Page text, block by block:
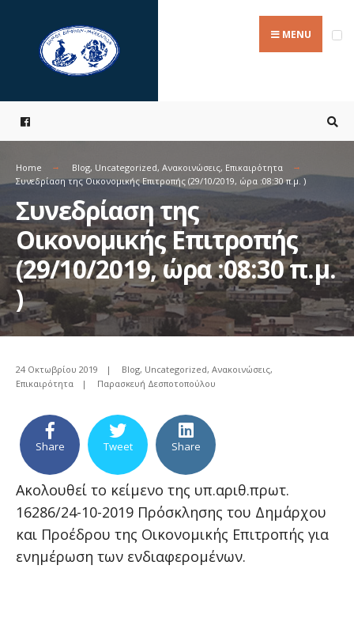
content
MENU
Home Blog, Uncategorized, Ανακοινώσεις, Επικαιρότητα
Συνεδρίαση της Οικονομικής Επιτροπής (29/10/2019, ώρα :08:30 π.μ. )
Συνεδρίαση της
Οικονομικής Επιτροπής
(29/10/2019, ώρα :08:30 π.μ.
)
24 Οκτωβρίου 2019 | Blog, Uncategorized, Ανακοινώσεις,
Επικαιρότητα
| Παρασκευή Δεσποτοπούλου
Share Tweet Share
Ακολουθεί το κείμενο της υπ.αριθ.πρωτ.
16286/24-10-2019 Πρόσκλησης του Δημάρχου
και Προέδρου της Οικονομικής Επιτροπής για
ενημέρωση των ενδιαφερομένων.
for: